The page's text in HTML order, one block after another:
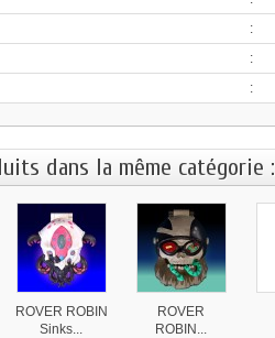
:
:
:
dans la même catégorie :
ROVER ROBIN
Sinks...
ROVER
ROBIN...